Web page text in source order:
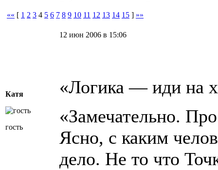
«« [ 1 2 3 4 5 6 7 8 9 10 11 12 13 14 15 ] »»
Катя
гость
12 июн 2006 в 15:06
«Логика — иди на
«Замечательно.
Ясно, с каким
дело. Не то что